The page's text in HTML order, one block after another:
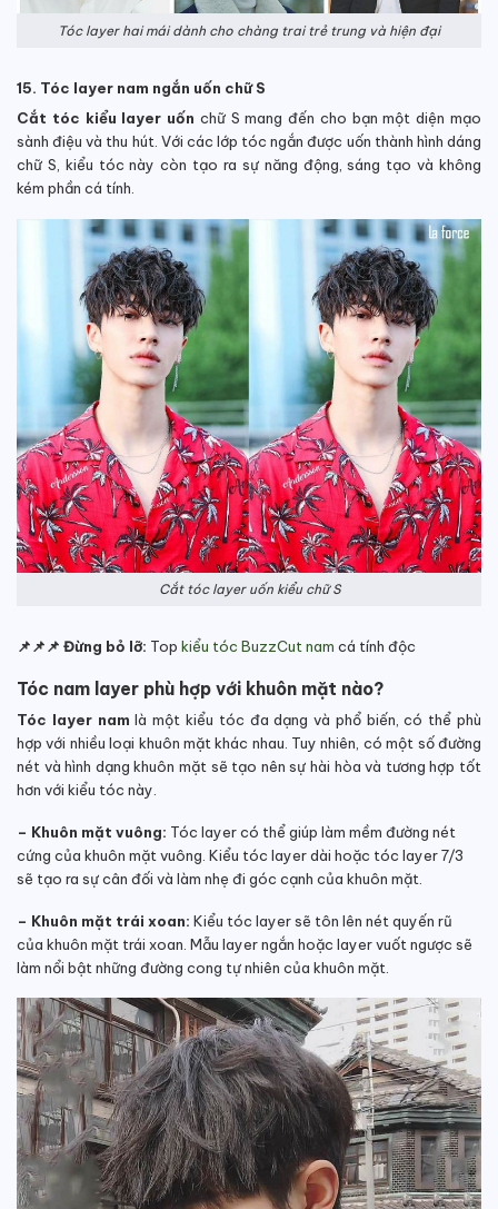
Tóc layer hai mái dành cho chàng trai trẻ trung và hiện đại
15. Tóc layer nam ngắn uốn chữ S
Cắt tóc kiểu layer uốn chữ S mang đến cho bạn một diện mạo
sành điệu và thu hút. Với các lớp tóc ngắn được uốn thành hình dáng
chữ S, kiểu tóc này còn tạo ra sự năng động, sáng tạo và không
kém phần cá tính.
Cắt tóc layer uốn kiểu chữ S
📌📌📌 Đừng bỏ lỡ: Top kiểu tóc BuzzCut nam cá tính độc
Tóc nam layer phù hợp với khuôn mặt nào?
Tóc layer nam là một kiểu tóc đa dạng và phổ biến, có thể phù
hợp với nhiều loại khuôn mặt khác nhau. Tuy nhiên, có một số đường
nét và hình dạng khuôn mặt sẽ tạo nên sự hài hòa và tương hợp tốt
hơn với kiểu tóc này.
– Khuôn mặt vuông: Tóc layer có thể giúp làm mềm đường nét
cứng của khuôn mặt vuông. Kiểu tóc layer dài hoặc tóc layer 7/3
sẽ tạo ra sự cân đối và làm nhẹ đi góc cạnh của khuôn mặt.
– Khuôn mặt trái xoan: Kiểu tóc layer sẽ tôn lên nét quyến rũ
của khuôn mặt trái xoan. Mẫu layer ngắn hoặc layer vuốt ngược sẽ
làm nổi bật những đường cong tự nhiên của khuôn mặt.